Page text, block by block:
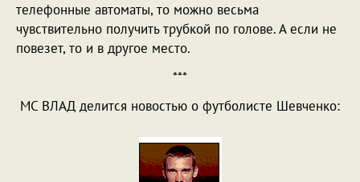
телефонные автоматы, то можно весьма
чувствительно получить трубкой по голове. А если не
повезет, то и в другое место.
***
МС ВЛАД делится новостью о футболисте Шевченко: